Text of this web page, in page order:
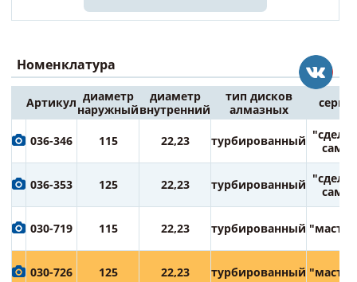
Номенклатура
Артикул диаметр
наружный
диаметр
внутренний
тип дисков
алмазных
серия
036-346 115 22,23 турбированный
сам"
036-353 125 22,23 турбированный
сам"
030-719 115 22,23 турбированный
030-726 125 22,23 турбированный